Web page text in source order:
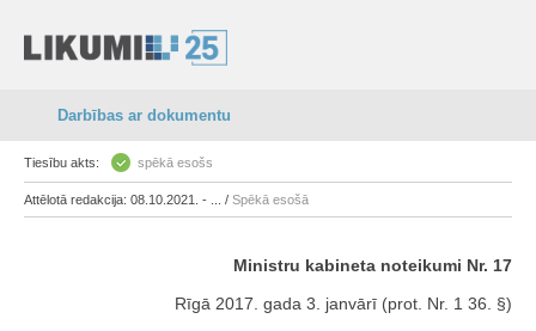
Darbības ar dokumentu
Tiesību akts: spēkā esošs
Attēlotā redakcija: 08.10.2021. - ... / Spēkā esošā
Ministru kabineta noteikumi Nr. 17
Rīgā 2017. gada 3. janvārī (prot. Nr. 1 36. §)